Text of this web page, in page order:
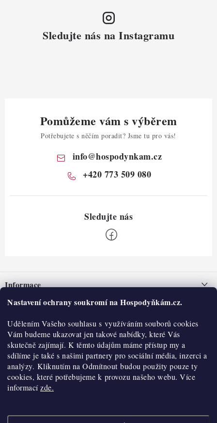
Nastavení ochrany soukromí na Hospodyňkám.cz.
Udělením Vašeho souhlasu s využíváním souborů cookies
Vám budeme ukazovat jen takové nabídky, které Vás
skutečně zajímají. K těmto údajům máme přístup my a
sdílíme je také s našimi partnery pro sociální média, inzerci a
analýzy. Kliknutím na Odmítnout budou použity pouze ty
cookies, které potřebujeme k provozu našeho webu. Více
informacízde.
Sledujte nás na Instagramu
Pomůžeme vám s výběrem
Potřebujete s něčím poradit? Jsme tu pro vás!
info@hospodynkam.cz
+420 773 509 080
pInformace
Nepřevzetí zásilky na dobírku
Obchodní podmínky
Hodnocení obchodu
Blog
Moje objednávka
O nás
Historie
Kontakty
O nákupu
Reklamace a vratky
Výdejní místa